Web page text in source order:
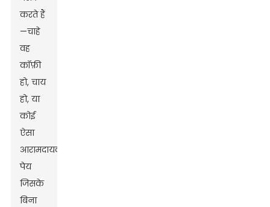
करते हैं
—चाहे
वह
कॉफ़ी
हो, चाय
हो, या
कोई
ऐसा
आरामदायक
पेय
जिसके
बिना